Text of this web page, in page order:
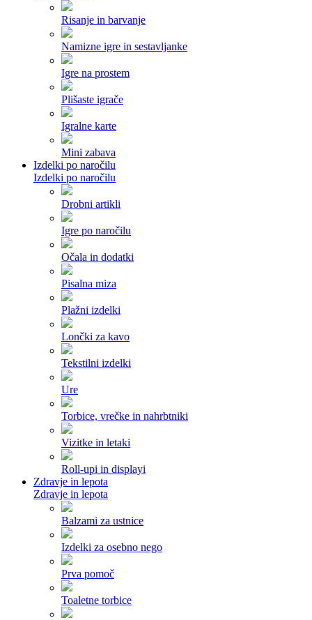
Risanje in barvanje
Namizne igre in sestavljanke
Igre na prostem
Plišaste igrače
Igralne karte
Mini zabava
Izdelki po naročilu
Izdelki po naročilu
Drobni artikli
Igre po naročilu
Očala in dodatki
Pisalna miza
Plažni izdelki
Lončki za kavo
Tekstilni izdelki
Ure
Torbice, vrečke in nahrbtniki
Vizitke in letaki
Roll-upi in displayi
Zdravje in lepota
Zdravje in lepota
Balzami za ustnice
Izdelki za osebno nego
Prva pomoč
Toaletne torbice